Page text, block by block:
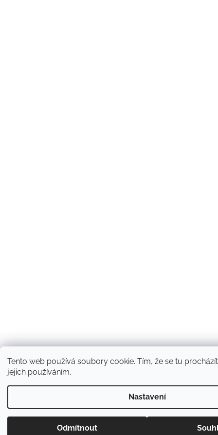
Tento web používá soubory cookie. Tím, že se tu
jejich používáním.
Nastavení
Odmítnout